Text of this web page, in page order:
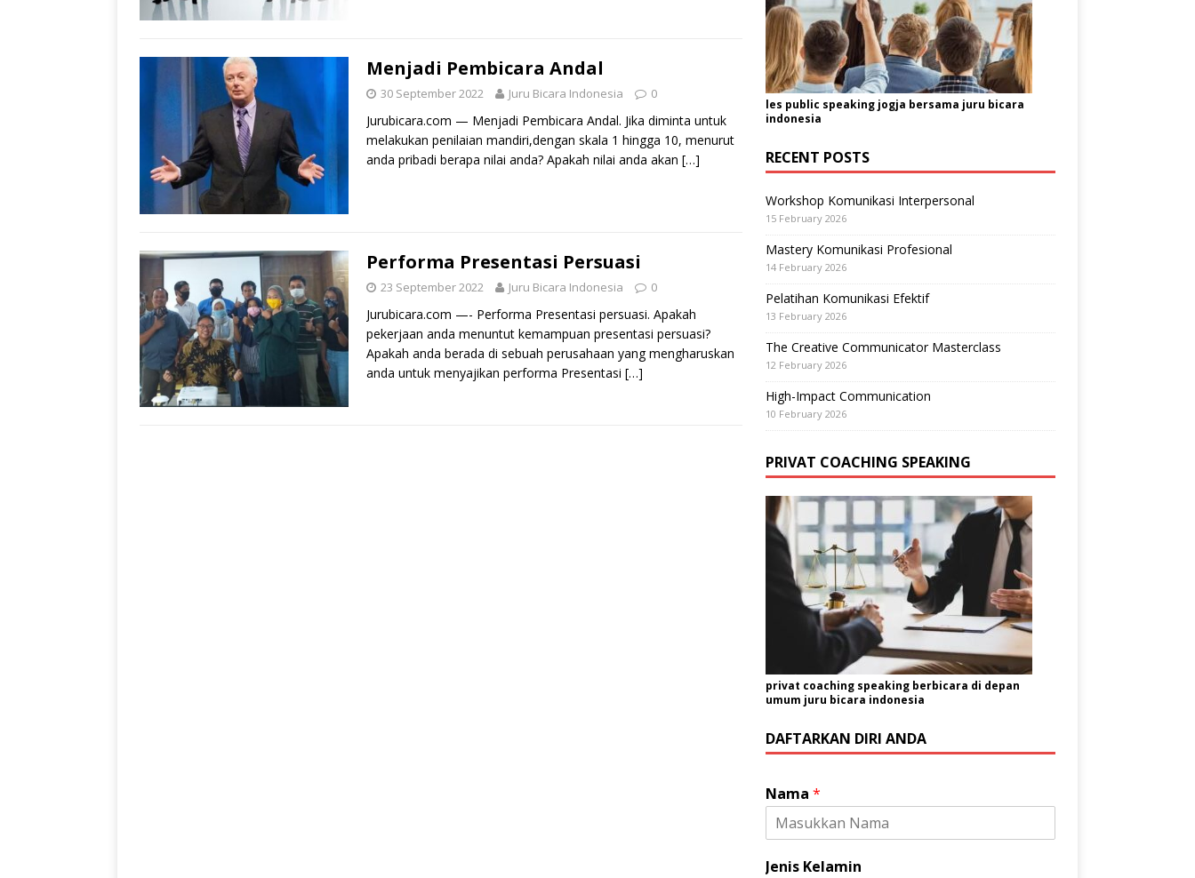
Menjadi Pembicara Andal
30 September 2022 Juru Bicara Indonesia 0
Jurubicara.com — Menjadi Pembicara Andal. Jika diminta untuk
melakukan penilaian mandiri,dengan skala 1 hingga 10, menurut
anda pribadi berapa nilai anda? Apakah nilai anda akan […]
Performa Presentasi Persuasi
23 September 2022 Juru Bicara Indonesia 0
Jurubicara.com —- Performa Presentasi persuasi. Apakah
pekerjaan anda menuntut kemampuan presentasi persuasi?
Apakah anda berada di sebuah perusahaan yang mengharuskan
anda untuk menyajikan performa Presentasi […]
les public speaking jogja bersama juru bicara
indonesia
RECENT POSTS
Workshop Komunikasi Interpersonal
15 February 2026
Mastery Komunikasi Profesional
14 February 2026
Pelatihan Komunikasi Efektif
13 February 2026
The Creative Communicator Masterclass
12 February 2026
High-Impact Communication
10 February 2026
PRIVAT COACHING SPEAKING
privat coaching speaking berbicara di depan
umum juru bicara indonesia
DAFTARKAN DIRI ANDA
Nama *
Jenis Kelamin